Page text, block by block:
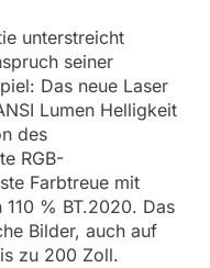
unterstreicht
seiner
Das neue Laser
Lumen Helligkeit
des
RGB-
Farbtreue mit
% BT.2020. Das
Bilder, auch auf
zu 200 Zoll.